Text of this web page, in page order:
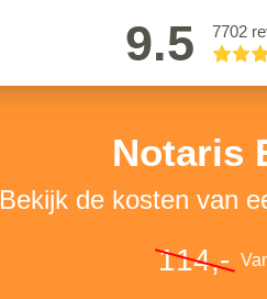
9.5 7702
Notaris
Bekijk de kosten van
114,-